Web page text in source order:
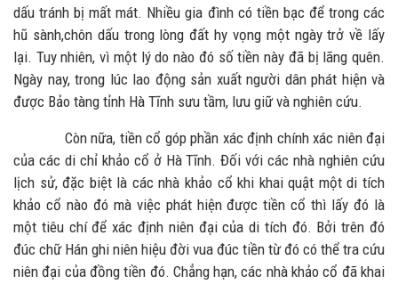
dấu tránh bị mất mát. Nhiều gia đình có tiền bạc để trong các
hũ sành,chôn dấu trong lòng đất hy vọng một ngày trở về lấy
lại. Tuy nhiên, vì một lý do nào đó số tiền này đã bị lãng quên.
Ngày nay, trong lúc lao động sản xuất người dân phát hiện và
được Bảo tàng tỉnh Hà Tĩnh sưu tầm, lưu giữ và nghiên cứu.
Còn nữa, tiền cổ góp phần xác định chính xác niên đại
của các di chỉ khảo cổ ở Hà Tĩnh. Đối với các nhà nghiên cứu
lịch sử, đặc biệt là các nhà khảo cổ khi khai quật một di tích
khảo cổ nào đó mà việc phát hiện được tiền cổ thì lấy đó là
một tiêu chí để xác định niên đại của di tích đó. Bởi trên đó
đúc chữ Hán ghi niên hiệu đời vua đúc tiền từ đó có thể tra cứu
niên đại của đồng tiền đó. Chẳng hạn, các nhà khảo cổ đã khai